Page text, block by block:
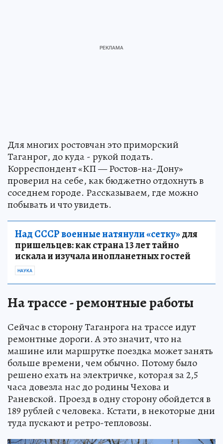
Для многих ростовчан это приморский
Таганрог, до куда - рукой подать.
Корреспондент «КП — Ростов-на-Дону»
проверил на себе, как бюджетно отдохнуть в
соседнем городе. Рассказываем, где можно
побывать и что увидеть.
Над СССР военные натянули «сетку»для
пришельцев: как страна 13 лет тайно
искала и изучала инопланетных гостей
НАУКА
На трассе - ремонтные работы
Сейчас в сторону Таганрога на трассе идут
ремонтные дороги. А это значит, что на
машине или маршрутке поездка может занять
больше времени, чем обычно. Потому было
решено ехать на электричке, которая за 2,5
часа довезла нас до родины Чехова и
Раневской. Проезд в одну сторону обойдется в
189 рублей с человека. Кстати, в некоторые дни
туда пускают и ретро-тепловозы.